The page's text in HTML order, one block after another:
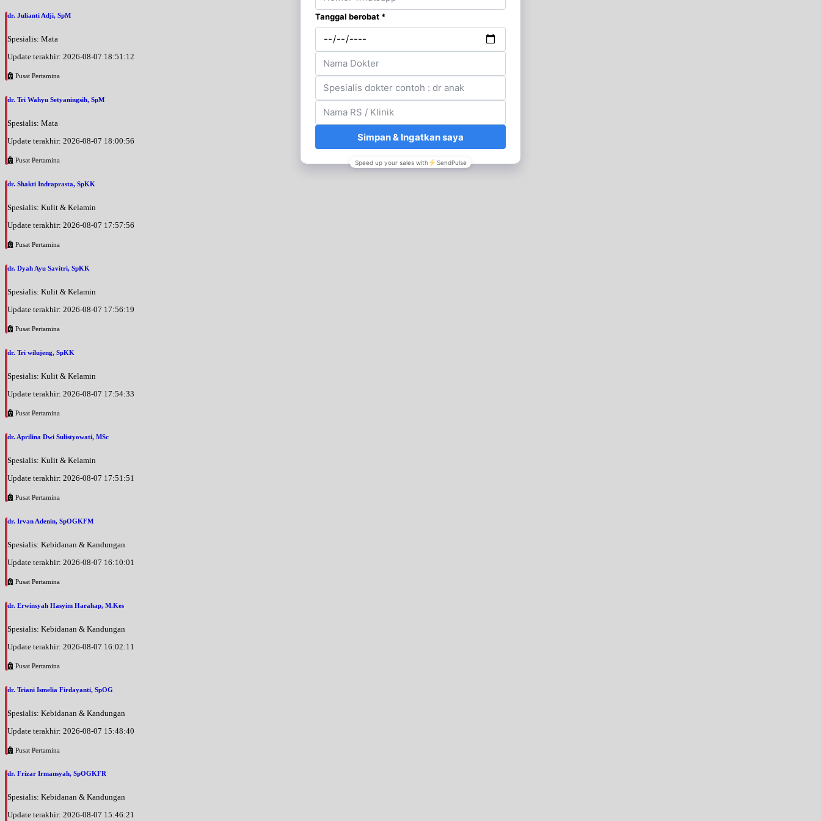
dr. Julianti Adji, SpM
Spesialis: Mata
Update terakhir: 2026-08-07 18:51:12
Pusat Pertamina
dr. Tri Wahyu Setyaningsih, SpM
Spesialis: Mata
Update terakhir: 2026-08-07 18:00:56
Pusat Pertamina
dr. Shakti Indraprasta, SpKK
Spesialis: Kulit & Kelamin
Update terakhir: 2026-08-07 17:57:56
Pusat Pertamina
dr. Dyah Ayu Savitri, SpKK
Spesialis: Kulit & Kelamin
Update terakhir: 2026-08-07 17:56:19
Pusat Pertamina
dr. Tri wilujeng, SpKK
Spesialis: Kulit & Kelamin
Update terakhir: 2026-08-07 17:54:33
Pusat Pertamina
dr. Aprilina Dwi Sulistyowati, MSc
Spesialis: Kulit & Kelamin
Update terakhir: 2026-08-07 17:51:51
Pusat Pertamina
dr. Irvan Adenin, SpOGKFM
Spesialis: Kebidanan & Kandungan
Update terakhir: 2026-08-07 16:10:01
Pusat Pertamina
dr. Erwinsyah Hasyim Harahap, M.Kes
Spesialis: Kebidanan & Kandungan
Update terakhir: 2026-08-07 16:02:11
Pusat Pertamina
dr. Triani Ismelia Firdayanti, SpOG
Spesialis: Kebidanan & Kandungan
Update terakhir: 2026-08-07 15:48:40
Pusat Pertamina
dr. Frizar Irmansyah, SpOGKFR
Spesialis: Kebidanan & Kandungan
Update terakhir: 2026-08-07 15:46:21